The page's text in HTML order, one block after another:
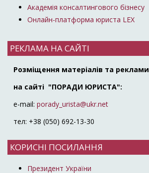
Академія консалтингового бізнесу
Онлайн-платформа юриста LEX
РЕКЛАМА НА САЙТІ
Розміщення матеріалів та реклами
на сайті "ПОРАДИ ЮРИСТА":
e-mail: porady_urista@ukr.net
тел: +38 (050) 692-13-30
КОРИСНІ ПОСИЛАННЯ
Президент України